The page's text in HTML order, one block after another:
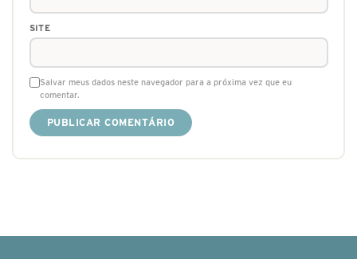
SITE
Salvar meus dados neste navegador para a próxima vez que eu
comentar.